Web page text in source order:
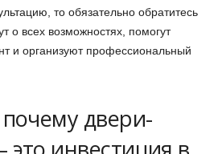
то обязательно обратитесь
о всех возможностях, помогут
и организуют профессиональный
двери-